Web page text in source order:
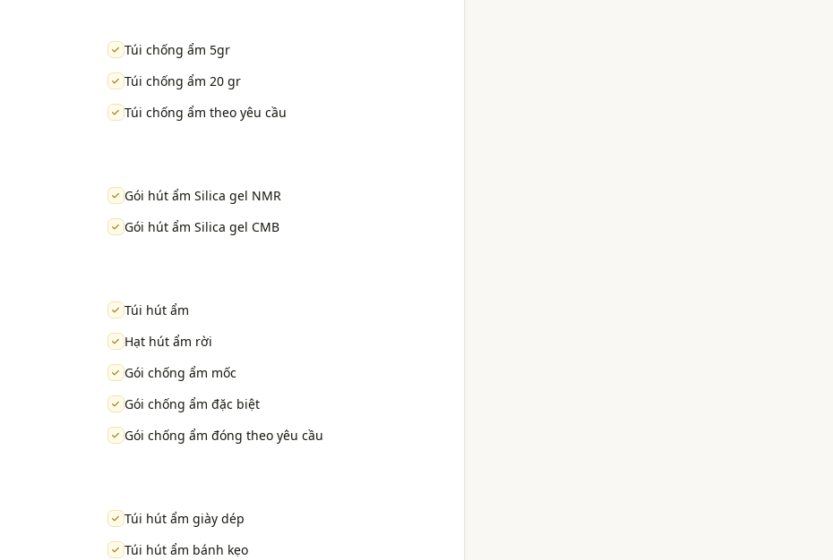
Túi chống ẩm 5gr
Túi chống ẩm 20 gr
Túi chống ẩm theo yêu cầu
Gói hút ẩm Silica gel NMR
Gói hút ẩm Silica gel CMB
Túi hút ẩm
Hạt hút ẩm rời
Gói chống ẩm mốc
Gói chống ẩm đặc biệt
Gói chống ẩm đóng theo yêu cầu
Túi hút ẩm giày dép
Túi hút ẩm bánh kẹo